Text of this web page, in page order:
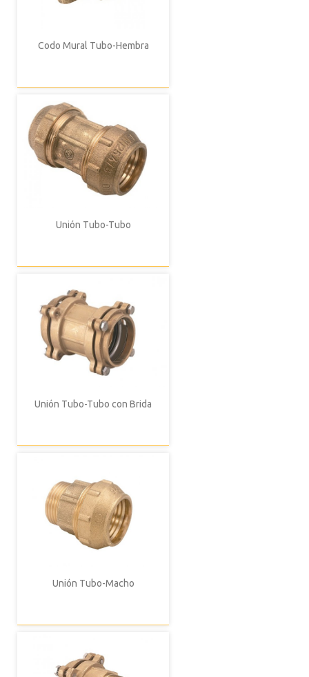
Codo Mural Tubo-Hembra
Unión Tubo-Tubo
Unión Tubo-Tubo con Brida
Unión Tubo-Macho